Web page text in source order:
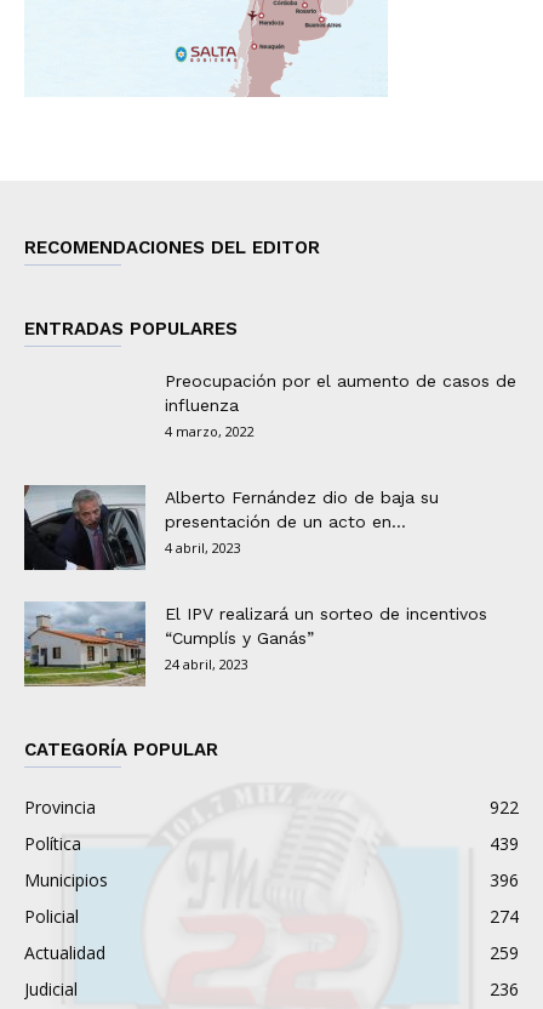
RECOMENDACIONES DEL EDITOR
ENTRADAS POPULARES
Preocupación por el aumento de casos de
influenza
4 marzo, 2022
Alberto Fernández dio de baja su
presentación de un acto en...
4 abril, 2023
El IPV realizará un sorteo de incentivos
“Cumplís y Ganás”
24 abril, 2023
CATEGORÍA POPULAR
Provincia
922
Política
439
Municipios
396
Policial
274
Actualidad
259
Judicial
236